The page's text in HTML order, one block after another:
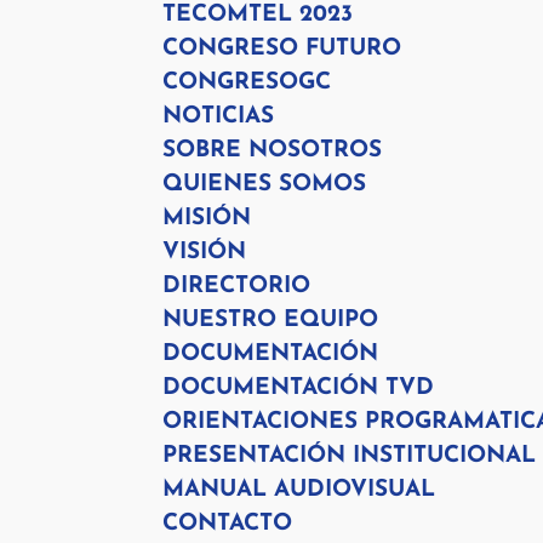
TECOMTEL 2023
CONGRESO FUTURO
CONGRESOGC
NOTICIAS
SOBRE NOSOTROS
QUIENES SOMOS
MISIÓN
VISIÓN
DIRECTORIO
NUESTRO EQUIPO
DOCUMENTACIÓN
DOCUMENTACIÓN TVD
ORIENTACIONES
PRESENTACIÓN INSTITUCIONAL
MANUAL AUDIOVISUAL
CONTACTO